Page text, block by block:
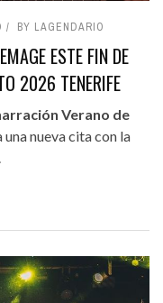
BY LAGENDARIO
ESTE FIN DE
2026 TENERIFE
Verano de
nueva cita con la